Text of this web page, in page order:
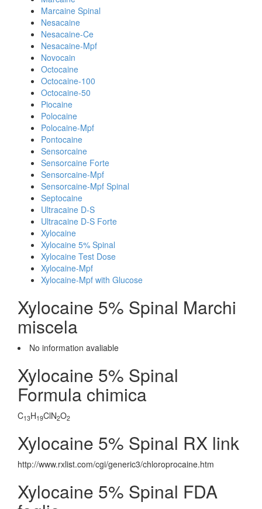
Marcaine Spinal
Nesacaine
Nesacaine-Ce
Nesacaine-Mpf
Novocain
Octocaine
Octocaine-100
Octocaine-50
Piocaine
Polocaine
Polocaine-Mpf
Pontocaine
Sensorcaine
Sensorcaine Forte
Sensorcaine-Mpf
Sensorcaine-Mpf Spinal
Septocaine
Ultracaine D-S
Ultracaine D-S Forte
Xylocaine
Xylocaine 5% Spinal
Xylocaine Test Dose
Xylocaine-Mpf
Xylocaine-Mpf with Glucose
Xylocaine 5% Spinal Marchi
miscela
No information avaliable
Xylocaine 5% Spinal
Formula chimica
C13H19ClN2O2
Xylocaine 5% Spinal RX link
http://www.rxlist.com/cgi/generic3/chloroprocaine.htm
Xylocaine 5% Spinal FDA